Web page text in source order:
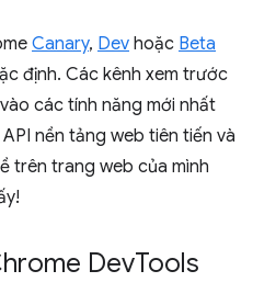
Canary, Dev hoặc Beta
định. Các kênh xem trước
các tính năng mới nhất
nền tảng web tiên tiến và
trên trang web của mình
DevTools